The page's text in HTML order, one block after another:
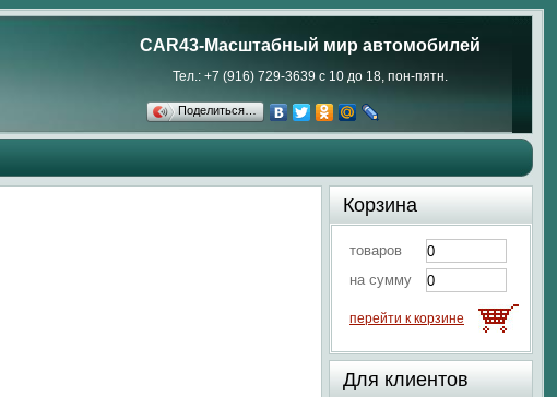
CAR43-Масштабный мир автомобилей
Тел.: +7 (916) 729-3639 с 10 до 18, пон-пятн.
Поделиться…
Корзина
товаров
на сумму
перейти к корзине
Для клиентов